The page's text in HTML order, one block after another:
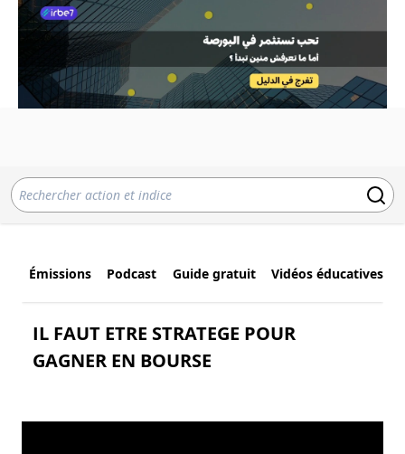
Émissions Podcast Guide gratuit Vidéos éducatives
IL FAUT ETRE STRATEGE POUR
GAGNER EN BOURSE